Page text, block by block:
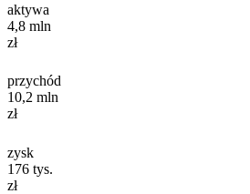
aktywa
4,8 mln
zł
przychód
10,2 mln
zł
zysk
176 tys.
zł